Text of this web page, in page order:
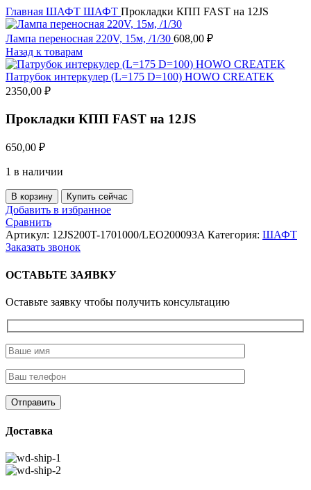
Главная ШАФТ ШАФТ Прокладки КПП FAST на 12JS
Лампа переносная 220V, 15м, /1/30 608,00 ₽
Назад к товарам
Патрубок интеркулер (L=175 D=100) HOWO CREATEK
2350,00 ₽
Прокладки КПП FAST на 12JS
650,00 ₽
1 в наличии
Количество
товара
Прокладки
КПП
FAST
12JS
В корзину Купить сейчас
Добавить в избранное
Сравнить
Артикул: 12JS200T-1701000/LEO200093A Категория: ШАФТ
Заказать звонок
ОСТАВЬТЕ ЗАЯВКУ
Оставьте заявку чтобы получить консультацию
Доставка